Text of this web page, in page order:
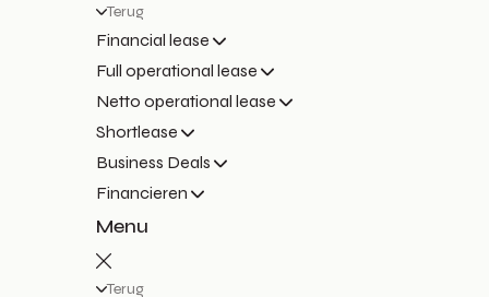
Terug
Financial lease
Full operational lease
Netto operational lease
Shortlease
Business Deals
Financieren
Menu
Terug